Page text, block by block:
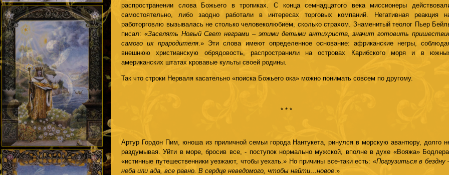
распространении слова Божьего в тропиках. С конца семнадцатого века миссионеры
самостоятельно, либо заодно работали в интересах торговых компаний. Негативная реакция
работорговлю вызывалась не столько человеколюбием, сколько страхом. Знаменитый теолог Пьер
писал: «Заселять Новый Свет неграми – этими детьми антихриста, значит готовить
самого их прародителя .» Эти слова имеют определенное основание: африканские негры,
внешнюю христианскую обрядовость, распространили на островах Карибского моря и в
американских штатах кровавые культы своей родины.
Так что строки Нерваля касательно «поиска Божьего ока» можно понимать совсем по другому.
* * *
Артур Гордон Пим, юноша из приличной семьи города Нантукета, ринулся в морскую авантюру, долго
раздумывая. Уйти в море, бросив все, - поступок нормально мужской, вполне в духе «Вояжа»
«истинные путешественники уезжают, чтобы уехать.» Но причины все-таки есть: «Погрузиться в бездну
неба или ада, все равно. В сердце неведомого, чтобы найти…новое .»